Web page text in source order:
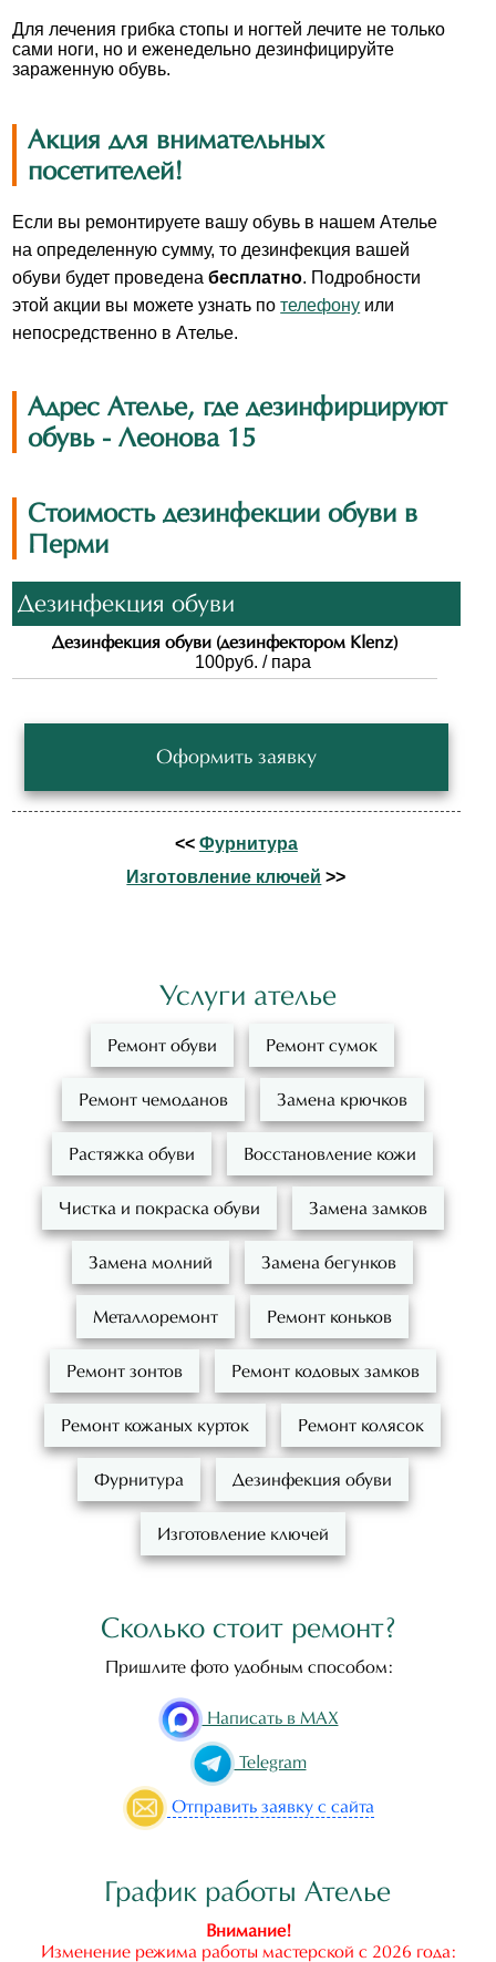
Для лечения грибка стопы и ногтей лечите не только
сами ноги, но и еженедельно дезинфицируйте
зараженную обувь.
Акция для внимательных
посетителей!
Если вы ремонтируете вашу обувь в нашем Ателье
на определенную сумму, то дезинфекция вашей
обуви будет проведенабесплатно. Подробности
этой акции вы можете узнать потелефону или
непосредственно в Ателье.
Адрес Ателье, где дезинфирцируют
обувь - Леонова 15
Стоимость дезинфекции обуви в
Перми
Дезинфекция обуви
Дезинфекция обуви (дезинфектором Klenz)
100руб. / пара
Оформить заявку
<< Фурнитура
Изготовление ключей >>
Услуги ателье
Ремонт обуви Ремонт сумок
Ремонт чемоданов Замена крючков
Растяжка обуви Восстановление кожи
Чистка и покраска обуви Замена замков
Замена молний Замена бегунков
Металлоремонт Ремонт коньков
Ремонт зонтов Ремонт кодовых замков
Ремонт кожаных курток Ремонт колясок
Фурнитура Дезинфекция обуви
Изготовление ключей
Сколько стоит ремонт?
Пришлите фото удобным способом:
Написать в MAX
Telegram
Отправить заявку с сайта
График работы Ателье
Внимание!
Изменение режима работы мастерской с 2026 года: